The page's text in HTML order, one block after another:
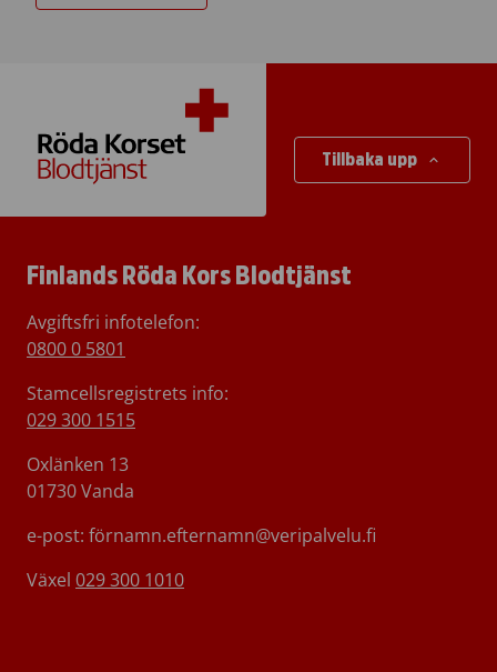
Tillbaka upp
Finlands Röda Kors Blodtjänst
Avgiftsfri infotelefon:
0800 0 5801
Stamcellsregistrets info:
029 300 1515
Oxlänken 13
01730 Vanda
e-post: förnamn.efternamn@veripalvelu.fi
Växel 029 300 1010